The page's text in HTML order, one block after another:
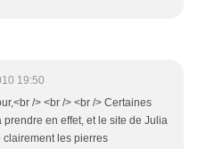
19:50
/> <br /> <br /> Certaines
prendre en effet, et le site de Julia
clairement les pierres